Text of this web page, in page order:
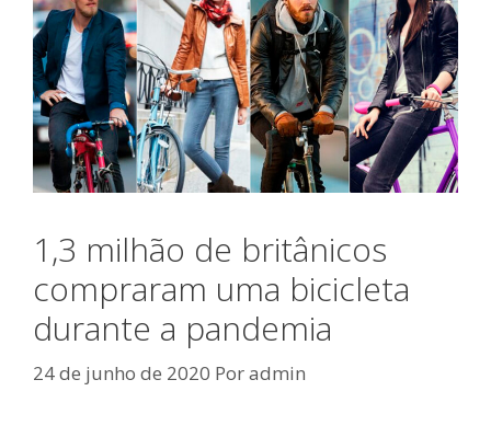
1,3 milhão de britânicos
compraram uma bicicleta
durante a pandemia
24 de junho de 2020 Poradmin